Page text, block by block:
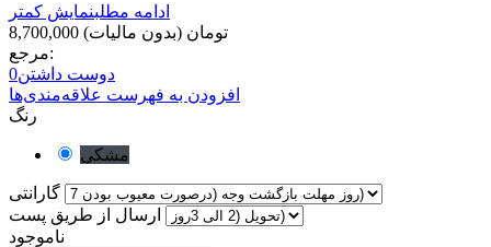
ادامه مطلبنمایش کمتر
8,700,000 تومان (بدون مالیات)
مرجع:
دوست داشتن0
افزودن به فهرست علاقه‌مندی‌ها
رنگ
مشکی
گارانتی
ارسال از طریق پست
ناموجود